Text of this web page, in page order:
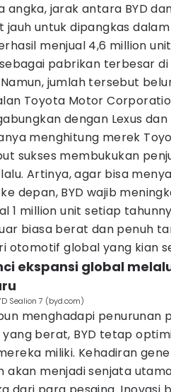
angka, jarak antara BYD
jauh untuk dipangkas
menjual 4,6 million
pabrikan terbesar
jumlah tersebut
Toyota Motor
dengan Lexus dan
menghitung merek
sukses membukukan
Artinya, agar bisa
depan, BYD wajib
1 million unit setiap
biasa berat dan penuh
otomotif global yang kian
ekspansi global
Sealion 7 (byd.com)
menghadapi penurunan
yang berat, BYD tetap
miliki. Kehadiran
akan menjadi senjata